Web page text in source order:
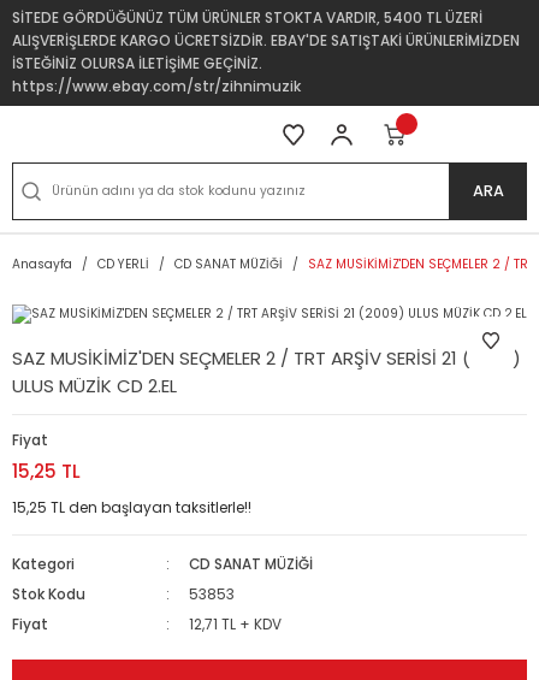
SİTEDE GÖRDÜĞÜNÜZ TÜM ÜRÜNLER STOKTA VARDIR, 5400 TL ÜZERİ
ALIŞVERİŞLERDE KARGO ÜCRETSİZDİR. EBAY'DE SATIŞTAKİ ÜRÜNLERİMİZDEN
İSTEĞİNİZ OLURSA İLETİŞİME GEÇİNİZ.
https://www.ebay.com/str/zihnimuzik
ARA
Anasayfa CD YERLİ CD SANAT MÜZİĞİ SAZ MUSİKİMİZ'DEN SEÇMELER 2 /
SAZ MUSİKİMİZ'DEN SEÇMELER 2 / TRT ARŞİV SERİSİ 21 (2009)
ULUS MÜZİK CD 2.EL
Fiyat
15,25 TL
15,25 TL den başlayan taksitlerle!!
Kategori
CD SANAT MÜZİĞİ
Stok Kodu
53853
Fiyat
12,71 TL + KDV